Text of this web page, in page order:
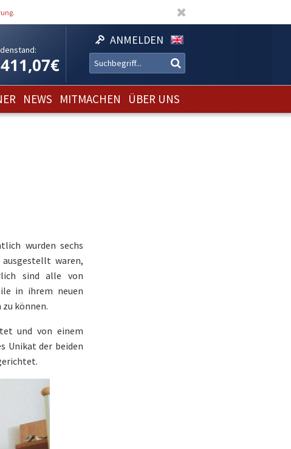
.
ANMELDEN
NEWS MITMACHEN ÜBER UNS
wurden sechs
waren,
sind alle von
in ihrem neuen
können.
und von einem
Unikat der beiden